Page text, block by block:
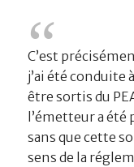
C’est
j’ai été conduite
être sortis du
l’émetteur a
sans que cette
sens de la